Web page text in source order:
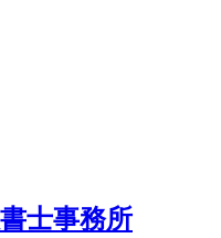
士事務所